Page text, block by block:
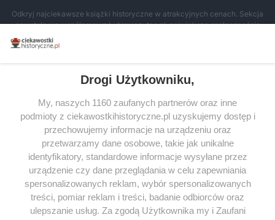
Odkryj najciekawsze książki historyczne w atrakcyjnych cenach. Sekcja
powstała we współpracy z Lubimyczytac.pl, największą społecznością
miłośników literatury w Polsce – dzięki temu możesz wybierać spośród
tytułów najwyżej ocenianych przez czytelników.
SERWIS
SPOŁECZNOŚĆ
WSPÓŁPRACA
KONTAKT
Drogi Użytkowniku,
My, naszych 1160 zaufanych partnerów oraz inne
podmioty z ciekawostkihistoryczne.pl uzyskujemy dostęp i
przechowujemy informacje na urządzeniu oraz
przetwarzamy dane osobowe, takie jak unikalne
identyfikatory, standardowe informacje wysyłane przez
urządzenie czy dane przeglądania w celu zapewniania
spersonalizowanych reklam, wybór spersonalizowanych
treści, pomiar reklam i treści, badanie odbiorców oraz
ulepszanie usług. Za zgodą Użytkownika my i Zaufani